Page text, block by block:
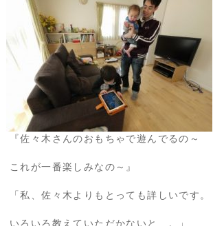
『佐々木さんのおもちゃで遊んでるの～
これが一番楽しみなの～』
「私、佐々木よりもとっても詳しいです。
いろいろ教えていただかないと…。」